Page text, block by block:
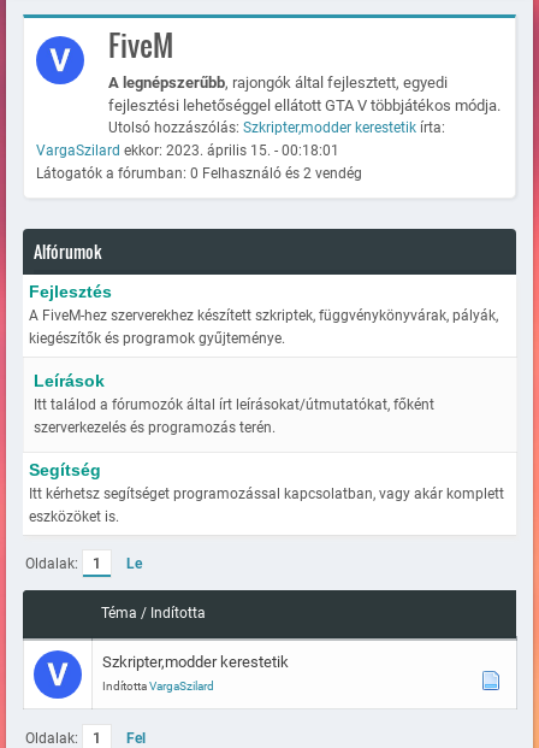
FiveM
A legnépszerűbb, rajongók által fejlesztett, egyedi
fejlesztési lehetőséggel ellátott GTA V többjátékos módja.
Utolsó hozzászólás: Szkripter,modder kerestetik írta:
VargaSzilard ekkor: 2023. április 15. - 00:18:01
Látogatók a fórumban: 0 Felhasználó és 2 vendég
Alfórumok
Fejlesztés
A FiveM-hez szerverekhez készített szkriptek, függvénykönyvárak, pályák,
kiegészítők és programok gyűjteménye.
Leírások
Itt találod a fórumozók által írt leírásokat/útmutatókat, főként
szerverkezelés és programozás terén.
Segítség
Itt kérhetsz segítséget programozással kapcsolatban, vagy akár komplett
eszközöket is.
Oldalak: 1 Le
Téma / Indította
Szkripter,modder kerestetik
IndítottaVargaSzilard
Oldalak: 1 Fel